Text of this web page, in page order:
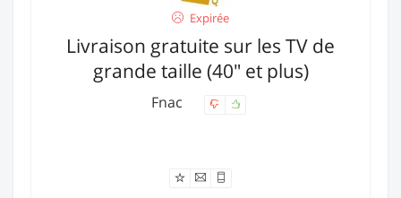
Expirée
Livraison gratuite sur les TV de
grande taille (40" et plus)
Fnac